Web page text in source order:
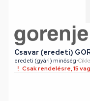
Csavar (eredeti)
eredeti (gyári) minőség•
Csak rendelésre, 15